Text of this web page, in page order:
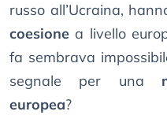
russo all’Ucraina,
coesione a livello
fa sembrava
segnale per una
europea?